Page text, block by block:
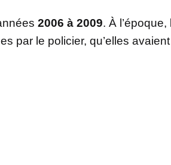
2006 à 2009. À
par le policier, qu’elles